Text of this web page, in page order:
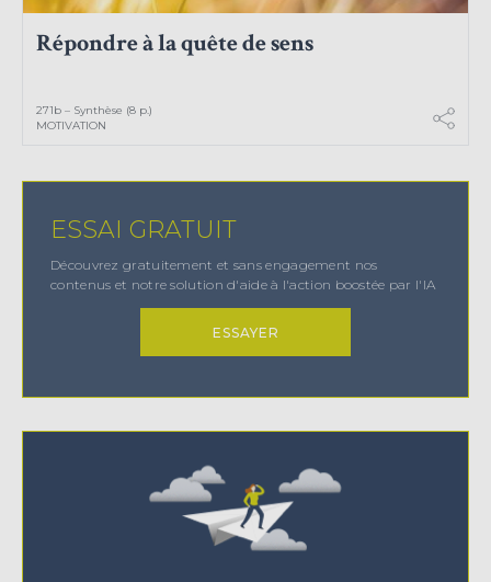
Répondre à la quête de sens
271b – Synthèse (8 p.)
MOTIVATION
ESSAI GRATUIT
Découvrez gratuitement et sans engagement nos
contenus et notre solution d'aide à l'action boostée par l'IA
ESSAYER